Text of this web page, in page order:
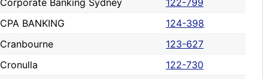
Corporate Banking Sydney
122-799
CPA BANKING
124-398
Cranbourne
123-627
Cronulla
122-730